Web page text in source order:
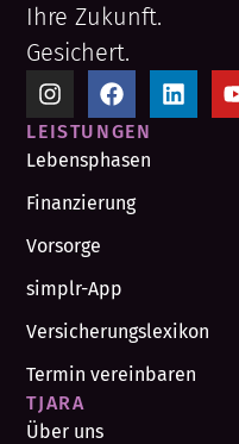
Ihre Zukunft.
Gesichert.
LEISTUNGEN
Lebensphasen
Finanzierung
Vorsorge
simplr-App
Versicherungslexikon
Termin vereinbaren
TJARA
Über uns